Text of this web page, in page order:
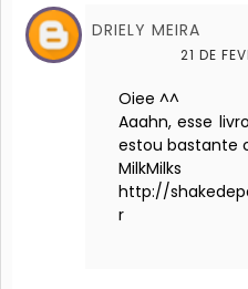
DRIELY MEIRA
21 DE
Oiee ^^
Aaahn, esse
estou bastante
MilkMilks
http://
r